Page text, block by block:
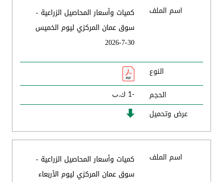
اسم الملف
كميات وأسعار المحاصيل الزراعية -
سوق عمان المركزي ليوم الخميس
30-7-2026
النوع
الحجم
-1 ك.ب
عرض وتحميل
اسم الملف
كميات وأسعار المحاصيل الزراعية -
سوق عمان المركزي ليوم الأربعاء